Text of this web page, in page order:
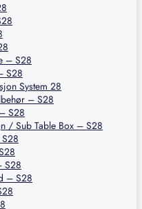
– S28
S28
System 28
– S28
S28
/ Sub Table Box – S28
S28
– S28